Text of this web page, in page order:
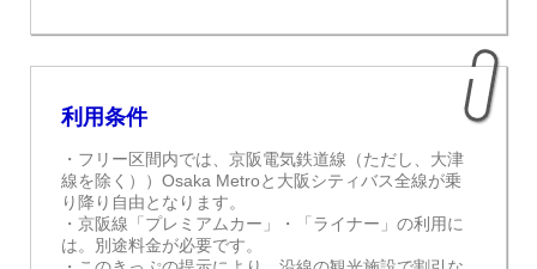
利用条件
・フリー区間内では、京阪電気鉄道線（ただし、大津
線を除く））Osaka Metroと大阪シティバス全線が乗
り降り自由となります。
・京阪線「プレミアムカー」・「ライナー」の利用に
は。別途料金が必要です。